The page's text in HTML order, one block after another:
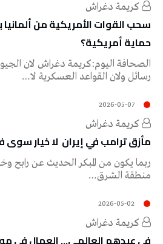
كريمة‭ ‬دغراش
سحب القوات الأمريكية من ألمانيا
حماية أمريكية؟
‬رسائل‭ ‬ولان‭ ‬القواعد‭ ‬العسكرية‭ ‬لا‭…
2026-05-07
كريمة‭ ‬دغراش
مأزق‭ ‬ترامب‭ ‬في‭ ‬إيران‭ ‬ لا‭ ‬خيار‭ ‬سوى‭ ‬فصل‭ ‬الملفات
‬منطقة‭ ‬الشرق‭…
2026-05-02
كريمة‭ ‬دغراش